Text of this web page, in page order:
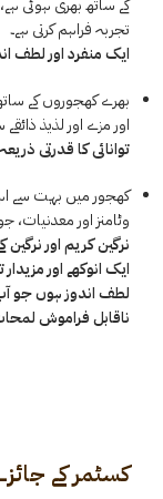
کے ساتھ بھری ہوئی
تجربہ فراہم کرتی ہے۔
ایک منفرد اور لطف
بھرے کھجوروں کے
اور مزے اور لذیذ
توانائی کا قدرتی
کھجور میں بہت سے
وٹامنز اور معدنیات،
نرگین کریم اور
ایک انوکھے اور
لطف اندوز ہوں جو
ناقابل فراموش
کسٹمر کے